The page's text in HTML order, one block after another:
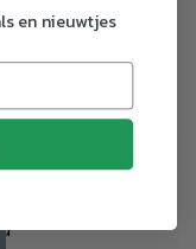
en nieuwtjes